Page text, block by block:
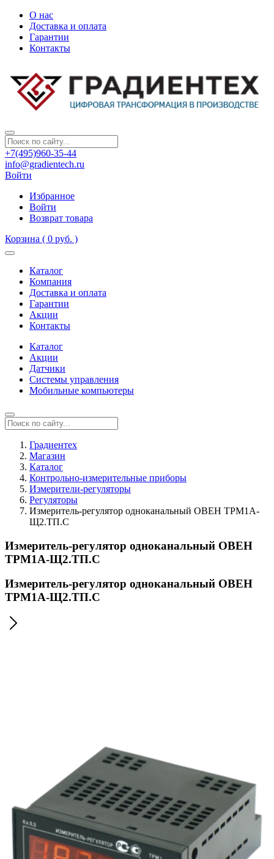
О нас
Доставка и оплата
Гарантии
Контакты
+7(495)960-35-44
info@gradientech.ru
Войти
Избранное
Войти
Возврат товара
Корзина ( 0 руб. )
Каталог
Компания
Доставка и оплата
Гарантии
Акции
Контакты
Каталог
Акции
Датчики
Системы управления
Мобильные компьютеры
Градиентех
Магазин
Каталог
Контрольно-измерительные приборы
Измерители-регуляторы
Регуляторы
Измеритель-регулятор одноканальный ОВЕН ТРМ1А-
Щ2.ТП.С
Измеритель-регулятор одноканальный ОВЕН
ТРМ1А-Щ2.ТП.С
Измеритель-регулятор одноканальный ОВЕН
ТРМ1А-Щ2.ТП.С